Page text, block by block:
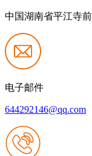
中国湖南省平江寺
电子邮件
644292146@qq.com